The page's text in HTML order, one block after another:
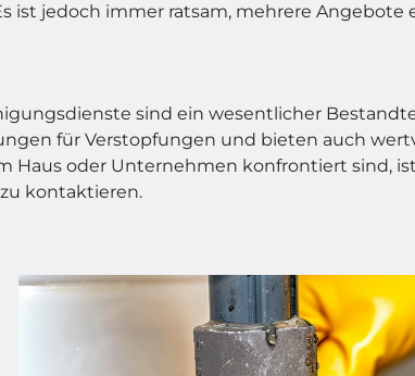
ist jedoch immer ratsam, mehrere
sind ein wesentlicher
für Verstopfungen und bieten auch
Haus oder Unternehmen konfrontiert sind,
kontaktieren.